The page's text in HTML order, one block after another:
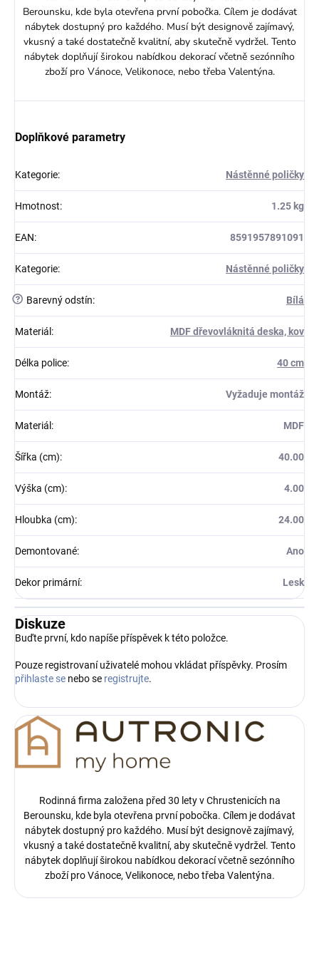
Berounsku, kde byla otevřena první pobočka. Cílem je dodávat
nábytek dostupný pro každého. Musí být designově zajímavý,
vkusný a také dostatečně kvalitní, aby skutečně vydržel. Tento
nábytek doplňují širokou nabídkou dekorací včetně sezónního
zboží pro Vánoce, Velikonoce, nebo třeba Valentýna.
Doplňkové parametry
Kategorie: Nástěnné poličky
Hmotnost: 1.25 kg
EAN: 8591957891091
Kategorie: Nástěnné poličky
? Barevný odstín: Bílá
Materiál : MDF dřevovláknitá deska, kov
Délka police: 40 cm
Montáž: Vyžaduje montáž
Materiál : MDF
Šířka (cm): 40.00
Výška (cm): 4.00
Hloubka (cm): 24.00
Demontované: Ano
Dekor primární: Lesk
Diskuze
Buďte první, kdo napíše příspěvek k této položce.
Pouze registrovaní uživatelé mohou vkládat příspěvky. Prosím
přihlaste se nebo se registrujte.
Rodinná firma založena před 30 lety v Chrustenicích na
Berounsku, kde byla otevřena první pobočka. Cílem je dodávat
nábytek dostupný pro každého. Musí být designově zajímavý,
vkusný a také dostatečně kvalitní, aby skutečně vydržel. Tento
nábytek doplňují širokou nabídkou dekorací včetně sezónního
zboží pro Vánoce, Velikonoce, nebo třeba Valentýna.